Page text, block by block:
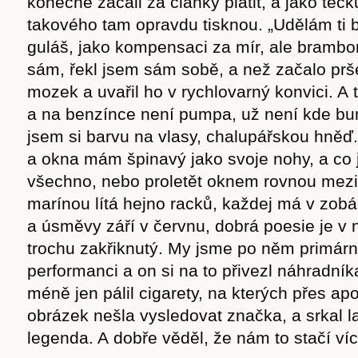
takového tam opravdu tisknou. „Udělám ti
guláš, jako kompensaci za mír, ale
sám, řekl jsem sám sobě, a než začalo
mozek a uvařil ho v rychlovarný konvici. A
a na benzínce není pumpa, už není kde
jsem si barvu na vlasy, chalupářskou
a okna mám špinavý jako svoje nohy, a
všechno, nebo proletět oknem rovnou
marínou lítá hejno racků, každej má v
a úsměvy září v červnu, dobrá poesie je v
trochu zakřiknutý. My jsme po něm
performanci a on si na to přivezl
méně jen pálil cigarety, na kterých přes
obrázek nešla vysledovat značka, a srkal
legenda. A dobře věděl, že nám to stačí